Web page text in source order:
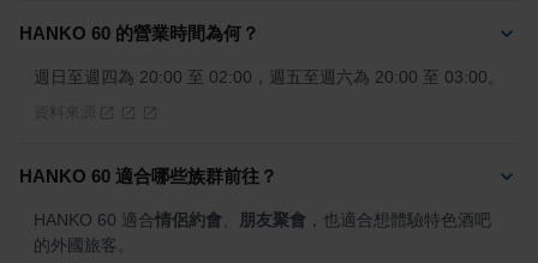
HANKO 60 的營業時間為何？
週日至週四為 20:00 至 02:00，週五至週六為 20:00 至 03:00。
HANKO 60 適合哪些族群前往？
HANKO 60 適合情侶約會 朋友聚會 ，也適合想體驗特色酒吧
的外國旅客。